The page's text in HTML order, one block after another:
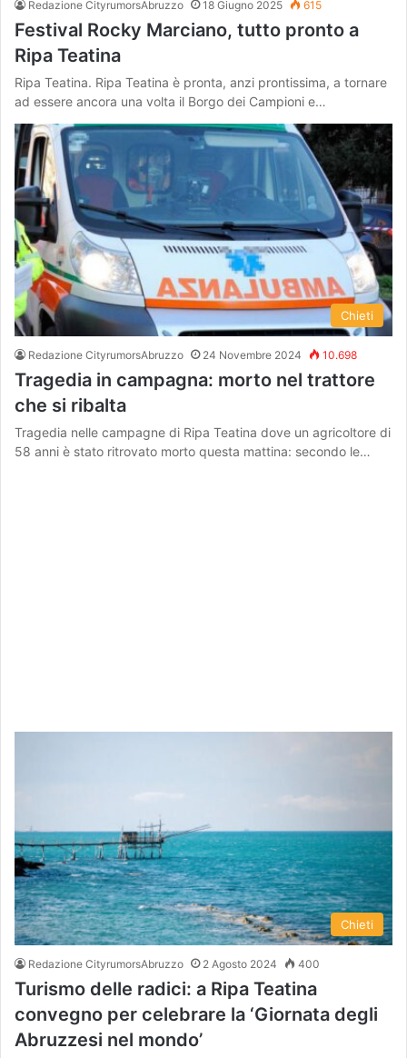
Redazione CityrumorsAbruzzo 18 Giugno 2025 615
Festival Rocky Marciano, tutto pronto a
Ripa Teatina
Ripa Teatina. Ripa Teatina è pronta, anzi prontissima, a tornare
ad essere ancora una volta il Borgo dei Campioni e…
Chieti
Redazione CityrumorsAbruzzo 24 Novembre 2024 10.698
Tragedia in campagna: morto nel trattore
che si ribalta
Tragedia nelle campagne di Ripa Teatina dove un agricoltore di
58 anni è stato ritrovato morto questa mattina: secondo le…
Chieti
Redazione CityrumorsAbruzzo 2 Agosto 2024 400
Turismo delle radici: a Ripa Teatina
convegno per celebrare la ‘Giornata degli
Abruzzesi nel mondo’